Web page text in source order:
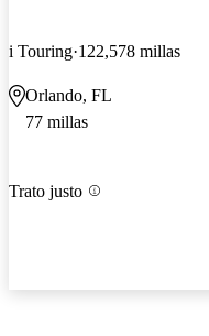
i Touring 122,578 millas
Orlando, FL
77 millas
Trato justo